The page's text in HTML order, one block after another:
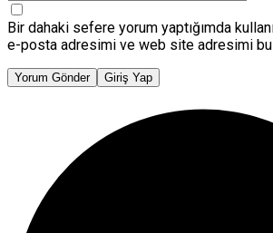
Bir dahaki sefere yorum yaptığımda
e-posta adresimi ve web site adresimi bu
Yorum Gönder Giriş Yap